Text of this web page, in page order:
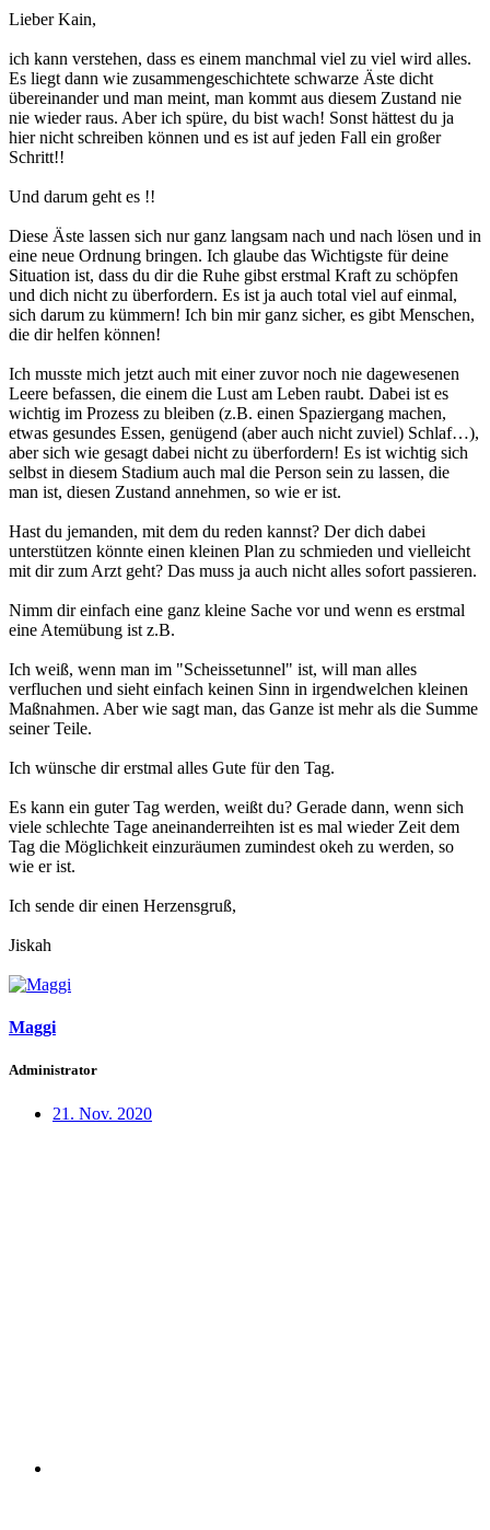
Lieber Kain,
ich kann verstehen, dass es einem manchmal viel zu viel wird alles.
Es liegt dann wie zusammengeschichtete schwarze Äste dicht
übereinander und man meint, man kommt aus diesem Zustand nie
nie wieder raus. Aber ich spüre, du bist wach! Sonst hättest du ja
hier nicht schreiben können und es ist auf jeden Fall ein großer
Schritt!!
Und darum geht es !!
Diese Äste lassen sich nur ganz langsam nach und nach lösen und in
eine neue Ordnung bringen. Ich glaube das Wichtigste für deine
Situation ist, dass du dir die Ruhe gibst erstmal Kraft zu schöpfen
und dich nicht zu überfordern. Es ist ja auch total viel auf einmal,
sich darum zu kümmern! Ich bin mir ganz sicher, es gibt Menschen,
die dir helfen können!
Ich musste mich jetzt auch mit einer zuvor noch nie dagewesenen
Leere befassen, die einem die Lust am Leben raubt. Dabei ist es
wichtig im Prozess zu bleiben (z.B. einen Spaziergang machen,
etwas gesundes Essen, genügend (aber auch nicht zuviel) Schlaf…),
aber sich wie gesagt dabei nicht zu überfordern! Es ist wichtig sich
selbst in diesem Stadium auch mal die Person sein zu lassen, die
man ist, diesen Zustand annehmen, so wie er ist.
Hast du jemanden, mit dem du reden kannst? Der dich dabei
unterstützen könnte einen kleinen Plan zu schmieden und vielleicht
mit dir zum Arzt geht? Das muss ja auch nicht alles sofort passieren.
Nimm dir einfach eine ganz kleine Sache vor und wenn es erstmal
eine Atemübung ist z.B.
Ich weiß, wenn man im "Scheissetunnel" ist, will man alles
verfluchen und sieht einfach keinen Sinn in irgendwelchen kleinen
Maßnahmen. Aber wie sagt man, das Ganze ist mehr als die Summe
seiner Teile.
Ich wünsche dir erstmal alles Gute für den Tag.
Es kann ein guter Tag werden, weißt du? Gerade dann, wenn sich
viele schlechte Tage aneinanderreihten ist es mal wieder Zeit dem
Tag die Möglichkeit einzuräumen zumindest okeh zu werden, so
wie er ist.
Ich sende dir einen Herzensgruß,
Jiskah
Maggi
Administrator
21. Nov. 2020